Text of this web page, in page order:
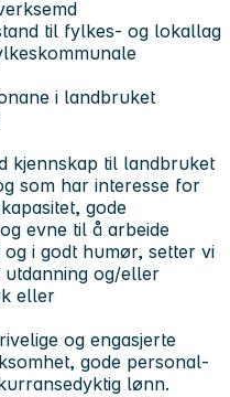
til fylkes- og lokallag
i landbruket
kjennskap til landbruket
som har interesse for
gode
evne til å arbeide
i godt humør, setter vi
og/eller
eller
og engasjerte
gode personal-
lønn.